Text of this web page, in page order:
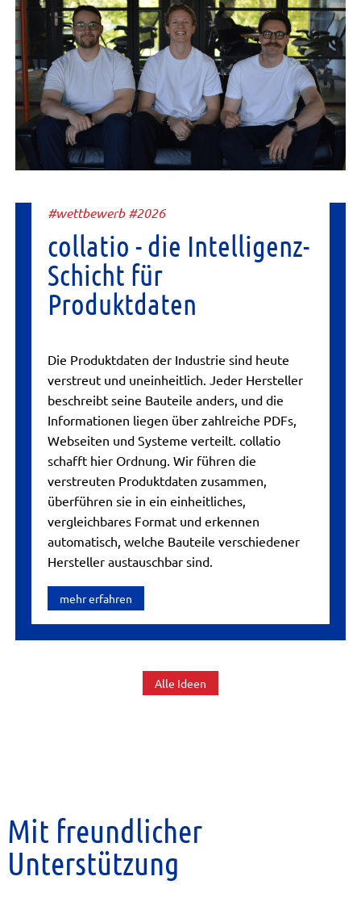
#wettbewerb #2026
collatio - die Intelligenz-
Schicht für
Produktdaten
Die Produktdaten der Industrie sind heute
verstreut und uneinheitlich. Jeder Hersteller
beschreibt seine Bauteile anders, und die
Informationen liegen über zahlreiche PDFs,
Webseiten und Systeme verteilt. collatio
schafft hier Ordnung. Wir führen die
verstreuten Produktdaten zusammen,
überführen sie in ein einheitliches,
vergleichbares Format und erkennen
automatisch, welche Bauteile verschiedener
Hersteller austauschbar sind.
mehr erfahren
Alle Ideen
Mit freundlicher
Unterstützung